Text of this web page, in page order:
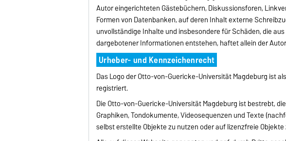
Autor eingerichteten Gästebüchern, Diskussionsforen,
Formen von Datenbanken, auf deren Inhalt externe
unvollständige Inhalte und insbesondere für Schäden, die
dargebotener Informationen entstehen, haftet allein der
Urheber- und Kennzeichenrecht
Das Logo der Otto-von-Guericke-Universität Magdeburg ist
registriert.
Die Otto-von-Guericke-Universität Magdeburg ist bestrebt,
Graphiken, Tondokumente, Videosequenzen und Texte
selbst erstellte Objekte zu nutzen oder auf lizenzfreie